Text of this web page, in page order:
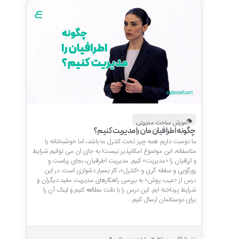
آموزش مباحث مدیریتی
چگونه اطرافیان مان را مدیریت کنیم؟
ما دوست داریم همه چیز تحت کنترل ما باشد، اما خوشبختانه یا
متاسفانه، این موضوع امکانپذیر نیست! به جای ان می توانیم شرایط
و ازرافیان را «مدیریت» کنیم. مدیریت اطرافیان، بجای ریاست و
زورگویی و سلطه گری و «کنترل»، کار بسیار دشواری است. در این
درس از «عیب پوش» به بررسی راهکارهای مدیریت مفید دیگران و
شرایط پرداخته ایم. این درس را با دقت مطالعه کنیم و لینک آن را
برای دوستانمان ارسال کنیم…